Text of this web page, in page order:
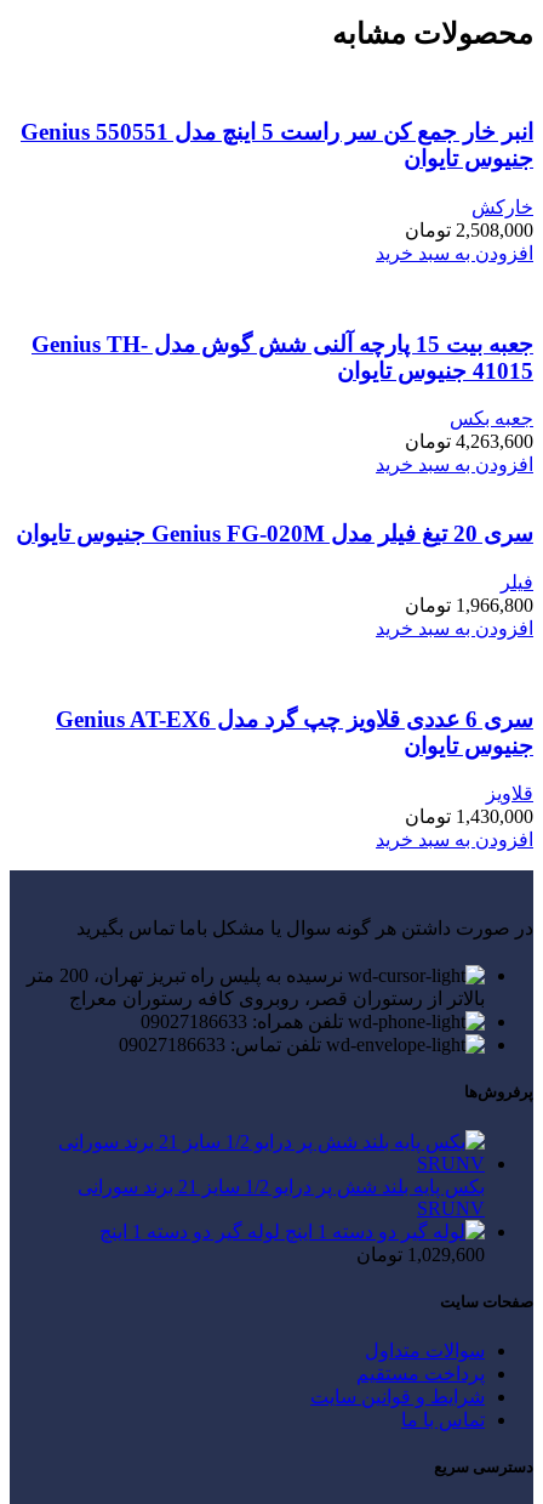
محصولات مشابه
انبر خار جمع کن سر راست 5 اینچ مدل Genius 550551
جنیوس تایوان
خارکش
2,508,000 تومان
افزودن به سبد خرید
جعبه بیت 15 پارچه آلنی شش گوش مدل Genius TH-
41015 جنیوس تایوان
جعبه بکس
4,263,600 تومان
افزودن به سبد خرید
سری 20 تیغ فیلر مدل Genius FG-020M جنیوس تایوان
فیلر
1,966,800 تومان
افزودن به سبد خرید
سری 6 عددی قلاویز چپ گرد مدل Genius AT-EX6
جنیوس تایوان
قلاویز
1,430,000 تومان
افزودن به سبد خرید
در صورت داشتن هر گونه سوال یا مشکل باما تماس بگیرید
نرسیده به پلیس راه تبریز تهران، 200 متر
بالاتر از رستوران قصر، روبروی کافه رستوران معراج
تلفن همراه: 09027186633
تلفن تماس: 09027186633
پرفروش‌ها
بکس پایه بلند شش پر درایو 1/2 سایز 21 برند سورانی
SRUNV
لوله گیر دو دسته 1 اینچ
1,029,600 تومان
صفحات سایت
سوالات متداول
پرداخت مستقیم
شرایط و قوانین سایت
تماس با ما
دسترسی سریع